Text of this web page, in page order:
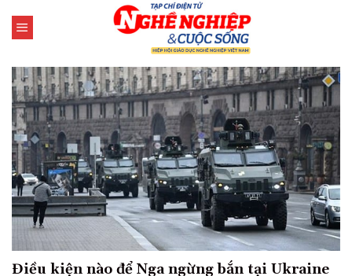
qua
dung
Điều kiện nào để Nga ngừng bắn tại Ukraine